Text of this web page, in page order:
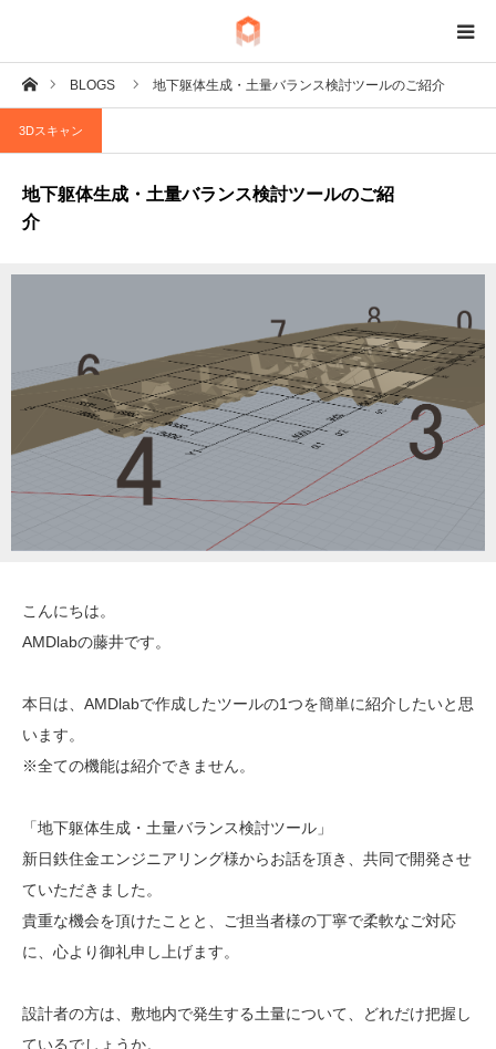
ホームBLOGS 地下躯体生成・土量バランス検討ツールのご紹介
3Dスキャン
地下躯体生成・土量バランス検討ツールのご紹
介
こんにちは。
AMDlabの藤井です。
本日は、AMDlabで作成したツールの1つを簡単に紹介したいと思
います。
※全ての機能は紹介できません。
「地下躯体生成・土量バランス検討ツール」
新日鉄住金エンジニアリング様からお話を頂き、共同で開発させ
ていただきました。
貴重な機会を頂けたことと、ご担当者様の丁寧で柔軟なご対応
に、心より御礼申し上げます。
設計者の方は、敷地内で発生する土量について、どれだけ把握し
ているでしょうか。
BIM
IoT